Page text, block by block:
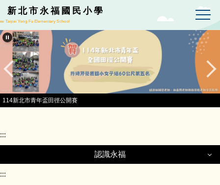
跳到主要內容區
新北市永福國民小學
Taipei Yong Fu Elementary School
114新北市青年盃田徑公開賽
:::
認識永福
:::